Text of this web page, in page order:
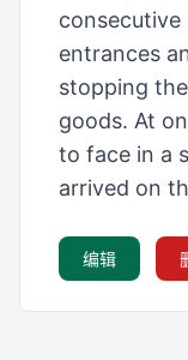
entrances
stopping
goods. At
to face in a
arrived on
编辑